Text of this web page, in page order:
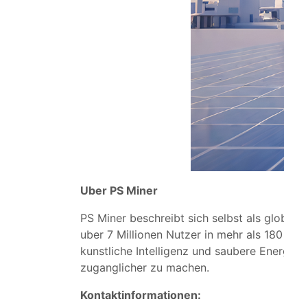
Uber PS Miner
PS Miner beschreibt sich selbst als
uber 7 Millionen Nutzer in mehr als
kunstliche Intelligenz und saubere
zuganglicher zu machen.
Kontaktinformationen: